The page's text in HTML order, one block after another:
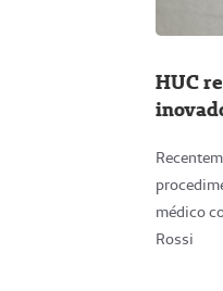
HUC
médico
Rossi